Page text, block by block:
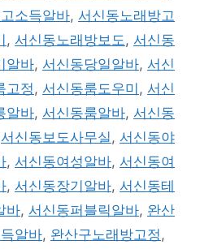
소득알바, 서신동노래방고
, 서신동노래방보도 , 서신동
알바, 서신동당일알바, 서신
고정 , 서신동룸도우미 , 서신
알바, 서신동룸알바, 서신동
서신동보도사무실 , 서신동야
, 서신동여성알바, 서신동여
, 서신동장기알바, 서신동테
바, 서신동퍼블릭알바, 완산
알바, 완산구노래방고정 ,